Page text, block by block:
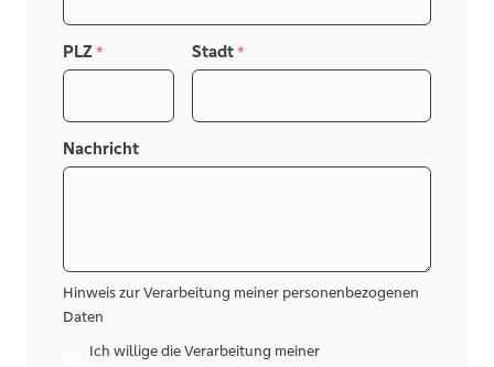
da. Gerne organisieren wir für Sie ein
unverbindliches Beratungsgespräch.
PLZ * Stadt *
Nachricht
Hinweis zur Verarbeitung meiner personenbezogenen
Daten
Ich willige die Verarbeitung meiner